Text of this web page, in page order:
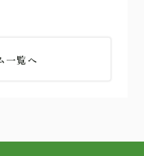
一覧へ